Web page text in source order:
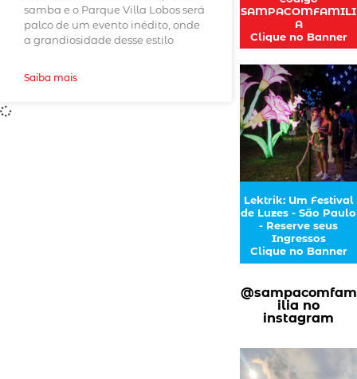
samba e o Parque Villa Lobos será
palco de um evento inédito, onde
a grandiosidade desse estilo
Saiba mais
SAMPACOMFAMILI
A
Clique no Banner
Lektrik: Um Festival
de Luzes - São Paulo
- Reserve seus
Ingressos
Clique no Banner
@sampacomfam
ilia no
instagram